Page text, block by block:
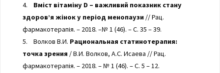
4. Вміст вітаміну D – важливий показник стану
здоров’я жінок у період менопаузи// Рац.
фармакотерапія. – 2018. –№ 1 (46). – С. 35 – 39.
5. Волков В.И. Рациональная статинотерапия:
точка зрения / В.И. Волков, А.С. Исаева // Рац.
фармакотерапія. – 2018. – № 1 (46). – С. 5 – 12.